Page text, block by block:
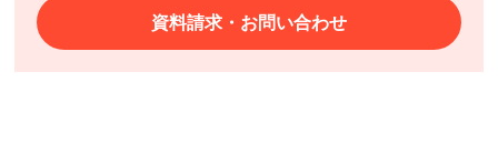
資料請求・お問い合わせ